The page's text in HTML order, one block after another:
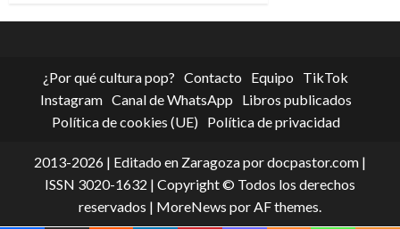
¿Por qué cultura pop? Contacto Equipo
TikTok
Instagram Canal de WhatsApp
Libros publicados
Política de cookies (UE)
Política de privacidad
2013-2026 | Editado en Zaragoza por docpastor.com |
ISSN 3020-1632 | Copyright © Todos los derechos
reservados | MoreNews por AF themes.